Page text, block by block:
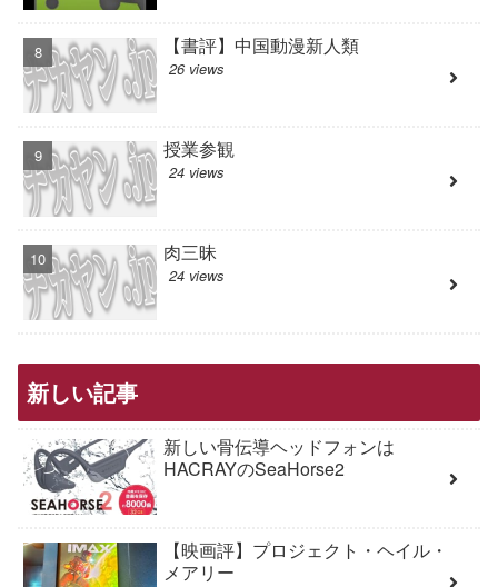
【書評】中国動漫新人類
26 views
授業参観
24 views
肉三昧
24 views
新しい記事
新しい骨伝導ヘッドフォンは
HACRAYのSeaHorse2
【映画評】プロジェクト・ヘイル・
メアリー